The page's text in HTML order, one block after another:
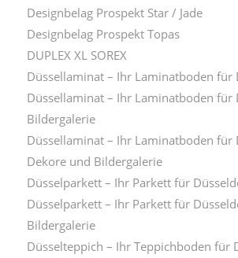
Designbelag Prospekt Star / Jade
Designbelag Prospekt Topas
DUPLEX XL SOREX
Düssellaminat – Ihr Laminatboden für
Düssellaminat – Ihr Laminatboden für
Bildergalerie
Düssellaminat – Ihr Laminatboden für
Dekore und Bildergalerie
Düsselparkett – Ihr Parkett für
Düsselparkett – Ihr Parkett für
Bildergalerie
Düsselteppich – Ihr Teppichboden für